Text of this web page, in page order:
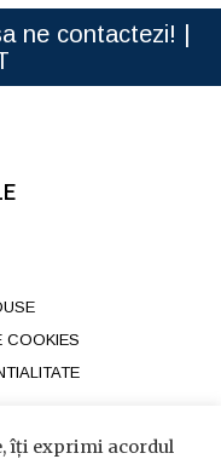
ne contactezi! |
COOKIES
îți exprimi acordul